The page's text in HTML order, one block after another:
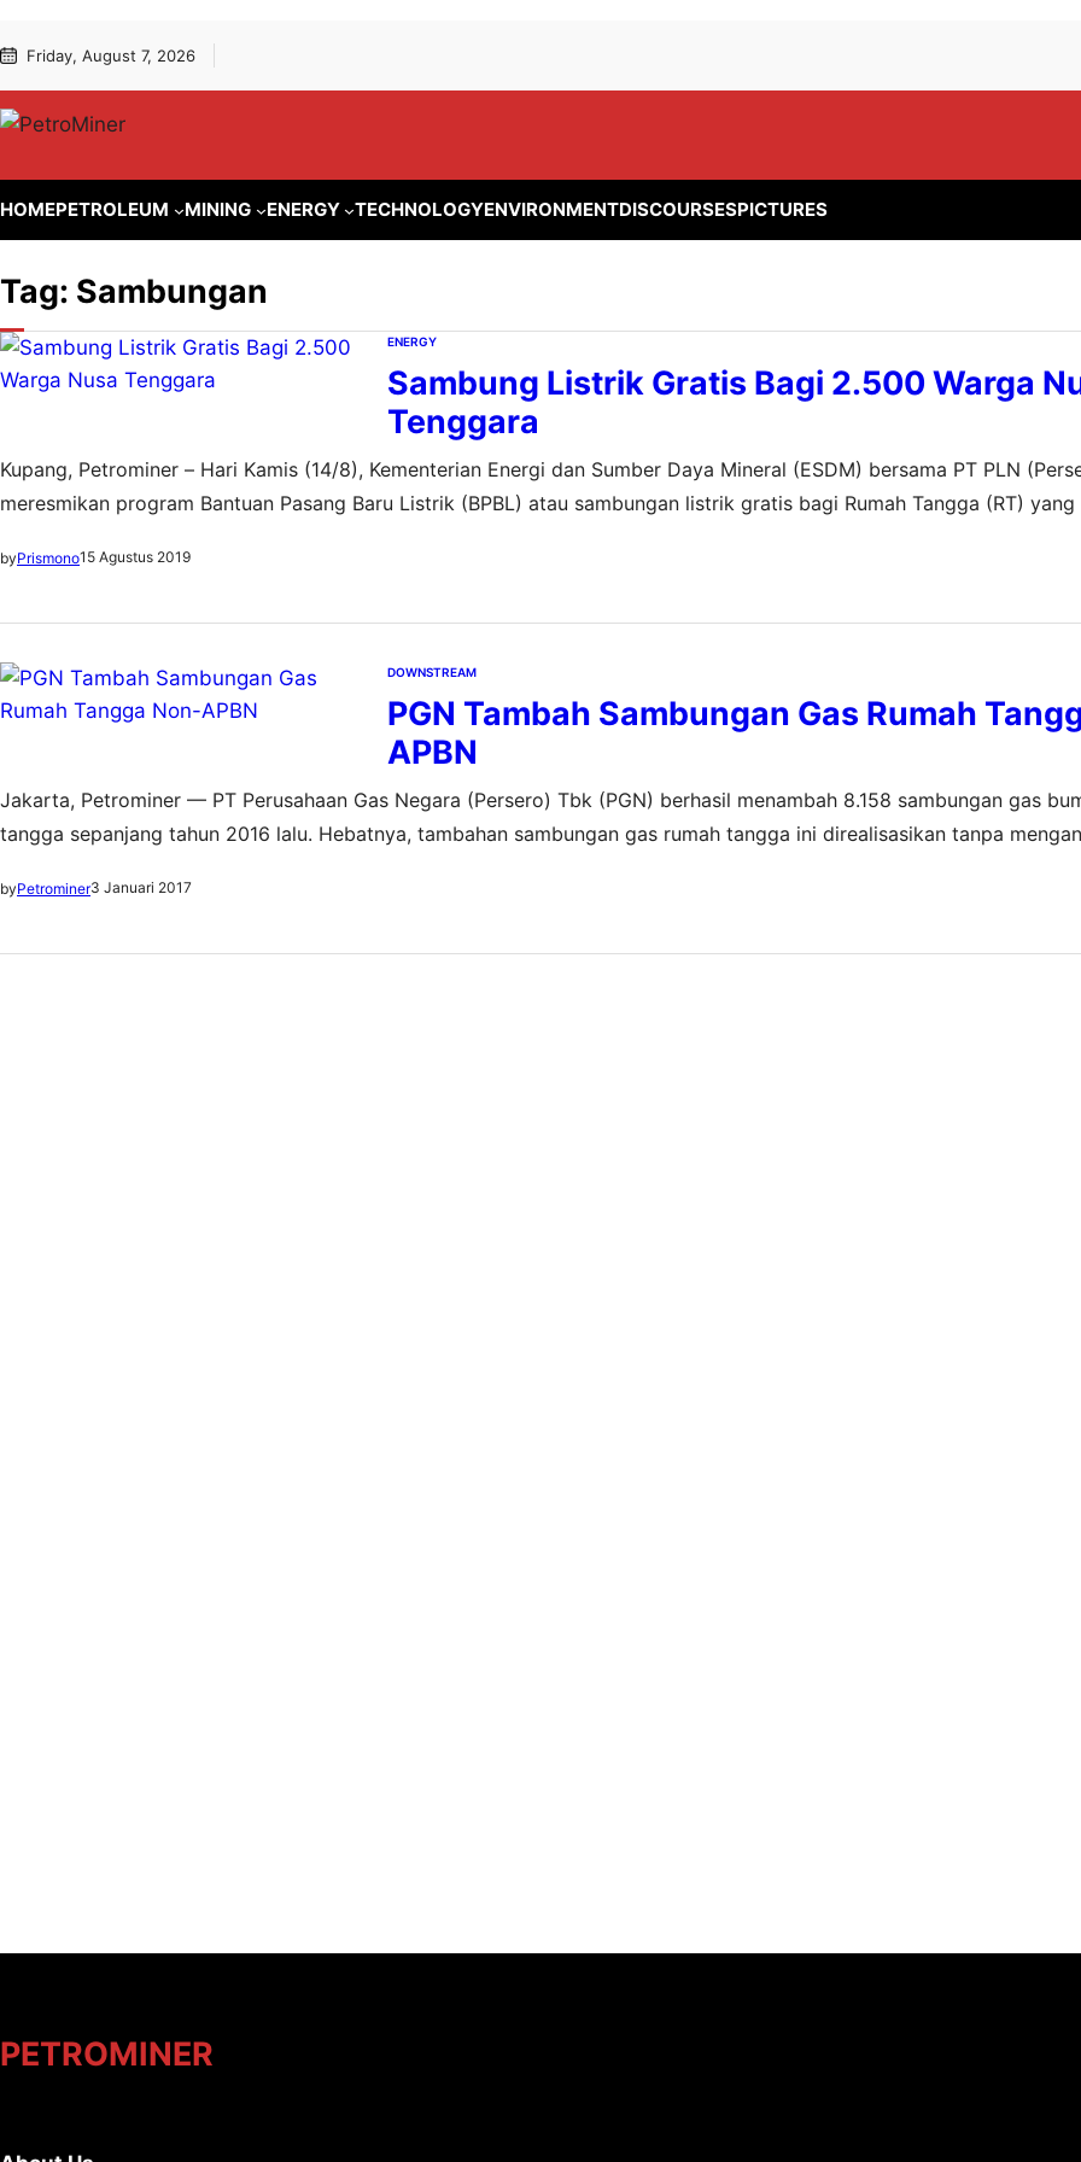
ke
to Friday, August 7, 2026
HOMEPETROLEUM MINING ENERGY TECHNOLOGYENVIRONMENTDISCOURSESPICTURES
Tag: Sambungan
ENERGY
Sambung Listrik Gratis Bagi 2.500 Warga
Tenggara
Kupang, Petrominer – Hari Kamis (14/8), Kementerian Energi dan Sumber Daya Mineral (ESDM) bersama PT PLN
meresmikan program Bantuan Pasang Baru Listrik (BPBL) atau sambungan listrik gratis bagi Rumah Tangga (RT)
Badan…
byPrismono15 Agustus 2019
DOWNSTREAM
PGN Tambah Sambungan Gas Rumah
APBN
Jakarta, Petrominer — PT Perusahaan Gas Negara (Persero) Tbk (PGN) berhasil menambah 8.158 sambungan gas
tangga sepanjang tahun 2016 lalu. Hebatnya, tambahan sambungan gas rumah tangga ini direalisasikan tanpa
gas rumah tangga di berbagai daerah khususnya…
byPetrominer3 Januari 2017
PETROMINER